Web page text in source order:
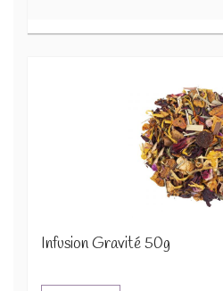
Infusion Gravité 50g